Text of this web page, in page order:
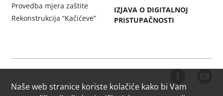
Provedba mjera zaštite
Rekonstrukcija “Kačićeve”
IZJAVA O DIGITALNOJ
PRISTUPAČNOSTI
Naše web stranice koriste kolačiće kako bi Vam